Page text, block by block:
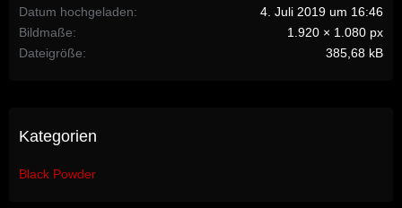
Datum hochgeladen
4. Juli 2019 um 16:46
Bildmaße
1.920 × 1.080 px
Dateigröße
385,68 kB
Kategorien
Black Powder